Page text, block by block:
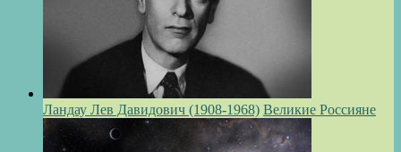
Ландау Лев Давидович (1908-1968) Великие Россияне